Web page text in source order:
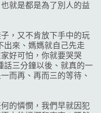
就是都是為了別人的益
，又不肯放下手中的玩
出來、媽媽就自己先走
好可怕，你就要哭哭
話三分鐘以後、就真的一
而再、再而三的等待、
的憐憫，我們早就因犯